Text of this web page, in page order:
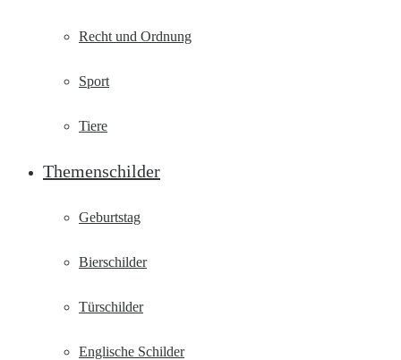
Recht und Ordnung
Sport
Tiere
Themenschilder
Geburtstag
Bierschilder
Türschilder
Englische Schilder